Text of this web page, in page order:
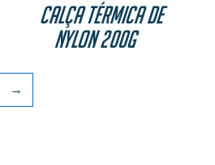
Calça Térmica de
Nylon 200g
→